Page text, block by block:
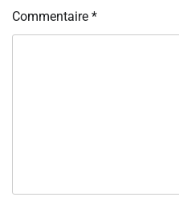
Commentaire *